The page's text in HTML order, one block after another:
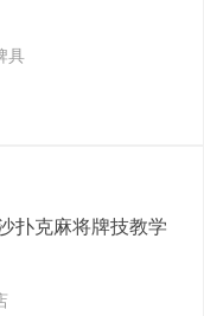
具
扑克麻将牌技教学